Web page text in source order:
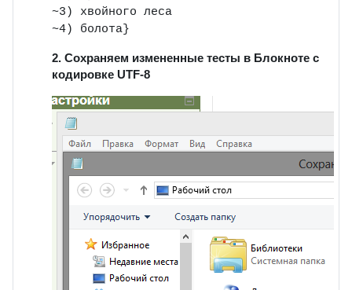
~3) хвойного леса
~4) болота}
2. Сохраняем измененные тесты в Блокноте с
кодировке UTF-8